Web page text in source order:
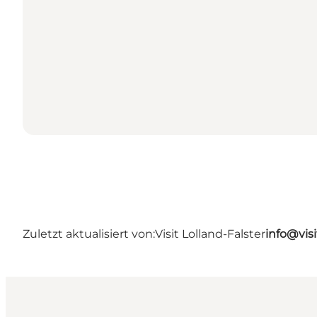
Zuletzt aktualisiert von:Visit Lolland-Falster